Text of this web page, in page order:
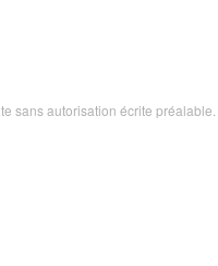
sans autorisation écrite préalable.